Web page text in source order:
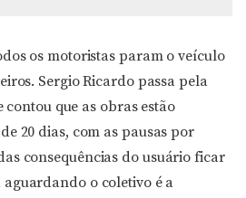
os motoristas param o veículo
Sergio Ricardo passa pela
que as obras estão
20 dias, com as pausas por
consequências do usuário ficar
o coletivo é a